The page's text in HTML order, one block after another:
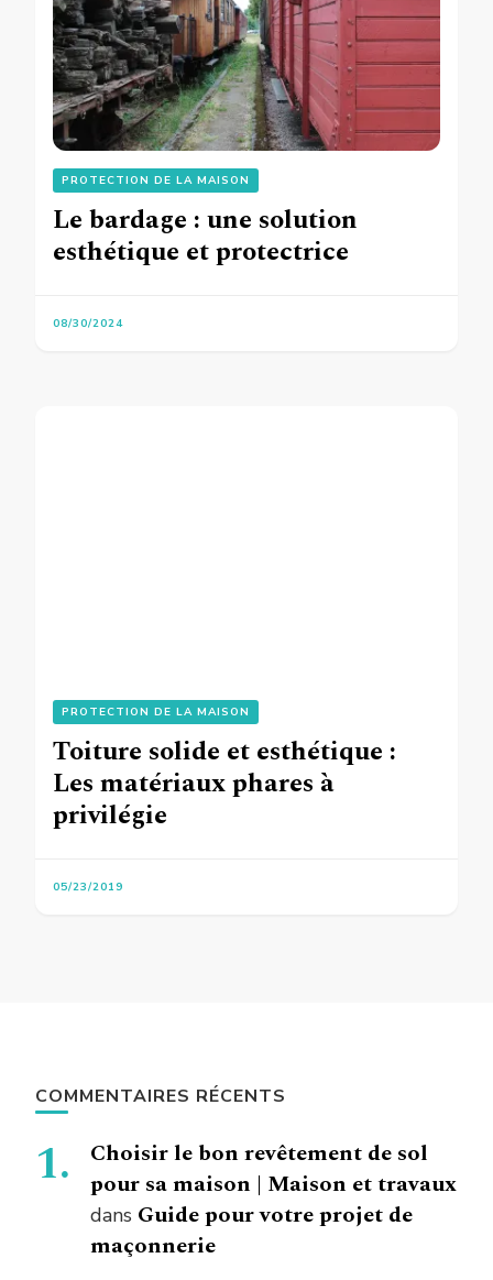
PROTECTION DE LA MAISON
Le bardage : une solution
esthétique et protectrice
08/30/2024
PROTECTION DE LA MAISON
Toiture solide et esthétique :
Les matériaux phares à
privilégie
05/23/2019
COMMENTAIRES RÉCENTS
Choisir le bon revêtement de sol
pour sa maison | Maison et travaux
dans Guide pour votre projet de
maçonnerie